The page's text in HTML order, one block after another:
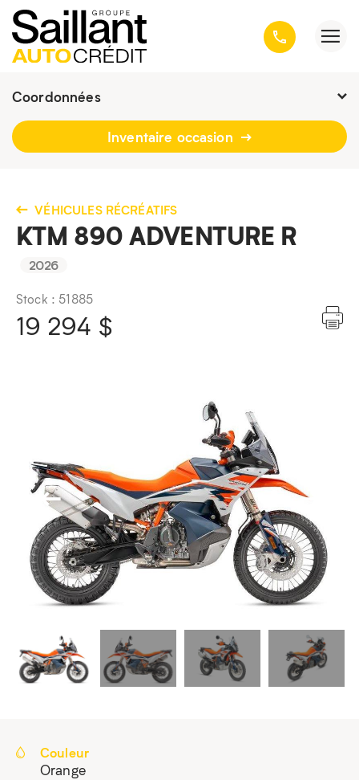
Coordonnées
Fermé : vendredi9h - 16h30
418 659-6431
Inventaire occasion
VÉHICULES RÉCRÉATIFS
KTM 890 ADVENTURE R
2026
Stock : 51885
19 294 $
Couleur
Orange